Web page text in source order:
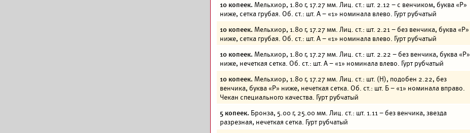
10 копеек. Мельхиор, 1.80 г, 17.27 мм. Лиц. ст.: шт. 2.12 – с венчиком, буква «Р»
ниже, сетка грубая. Об. ст.: шт. А – «1» номинала влево. Гурт рубчатый
10 копеек. Мельхиор, 1.80 г, 17.27 мм. Лиц. ст.: шт. 2.21 – без венчика, буква «Р»
ниже, сетка грубая. Об. ст.: шт. А – «1» номинала влево. Гурт рубчатый
10 копеек. Мельхиор, 1.80 г, 17.27 мм. Лиц. ст.: шт. 2.22 – без венчика, буква «Р»
ниже, нечеткая сетка. Об. ст.: шт. А – «1» номинала влево. Гурт рубчатый
10 копеек. Мельхиор, 1.80 г, 17.27 мм. Лиц. ст.: шт. (Н), подобен 2.22, без
венчика, буква «Р» ниже, нечеткая сетка. Об. ст.: шт. Б – «1» номинала вправо.
Чекан специального качества. Гурт рубчатый
5 копеек. Бронза, 5.00 г, 25.00 мм. Лиц. ст.: шт. 1.11 – без венчика, звезда
разрезная, нечеткая сетка. Гурт рубчатый